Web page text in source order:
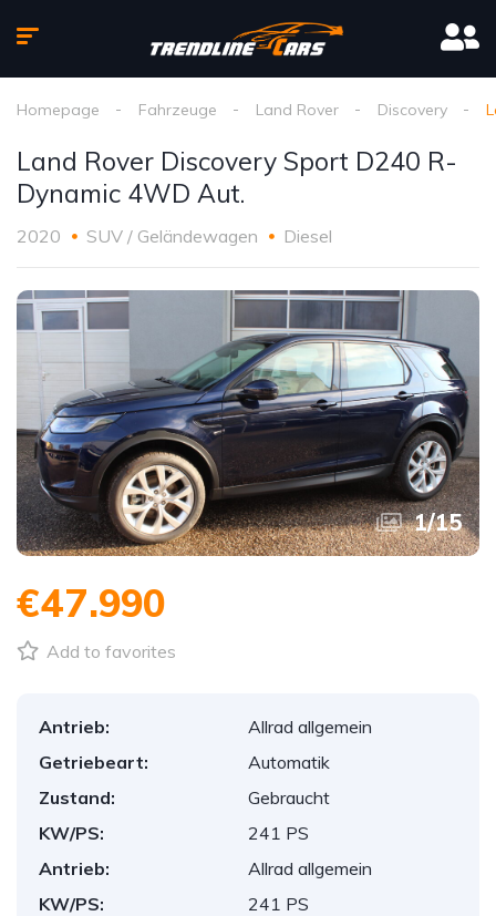
Homepage Fahrzeuge Land Rover Discovery
Land Rover Discovery Sport D240 R-
Dynamic 4WD Aut.
2020 SUV / Geländewagen Diesel
1/15
€47.990
Add to favorites
Antrieb:
Allrad allgemein
Getriebeart:
Automatik
Zustand:
Gebraucht
KW/PS:
241 PS
Antrieb:
Allrad allgemein
KW/PS:
241 PS